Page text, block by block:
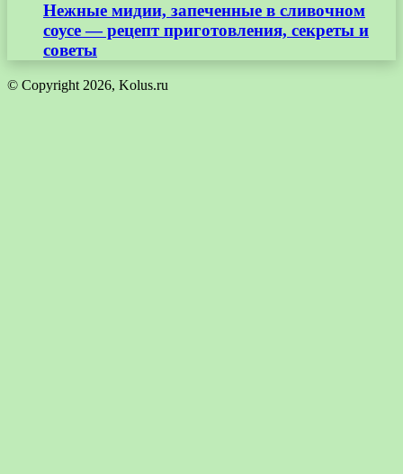
Нежные мидии, запеченные в сливочном
соусе — рецепт приготовления, секреты и
советы
© Copyright 2026, Kolus.ru